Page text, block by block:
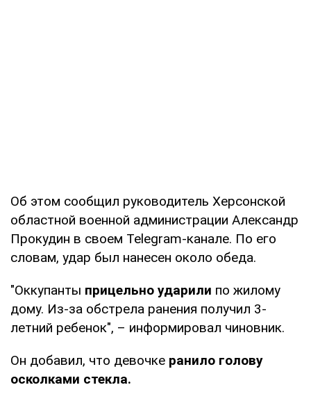
Об этом сообщил руководитель Херсонской
областной военной администрации Александр
Прокудин в своем Telegram-канале. По его
словам, удар был нанесен около обеда.
"Оккупанты прицельно ударили по жилому
дому. Из-за обстрела ранения получил 3-
летний ребенок", – информировал чиновник.
Он добавил, что девочке ранило голову
осколками стекла.